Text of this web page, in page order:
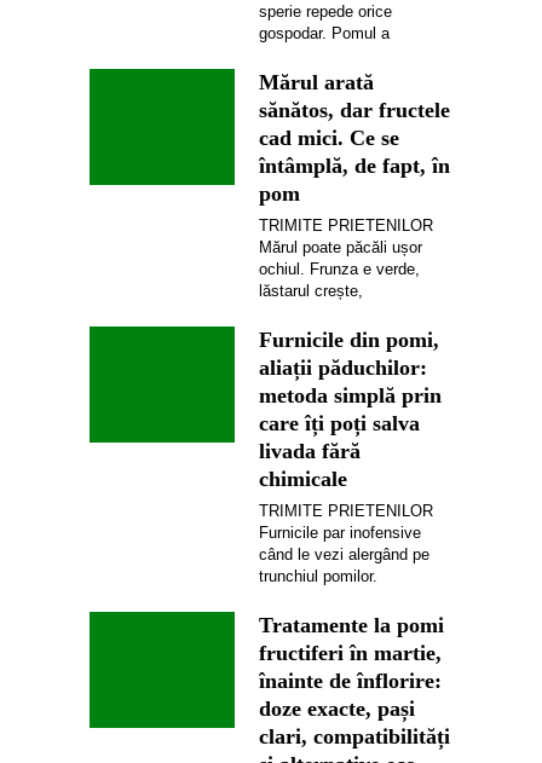
sperie repede orice
gospodar. Pomul a
Mărul arată
sănătos, dar fructele
cad mici. Ce se
întâmplă, de fapt, în
pom
TRIMITE PRIETENILOR
Mărul poate păcăli ușor
ochiul. Frunza e verde,
lăstarul crește,
Furnicile din pomi,
aliații păduchilor:
metoda simplă prin
care îți poți salva
livada fără
chimicale
TRIMITE PRIETENILOR
Furnicile par inofensive
când le vezi alergând pe
trunchiul pomilor.
Tratamente la pomi
fructiferi în martie,
înainte de înflorire:
doze exacte, pași
clari, compatibilități